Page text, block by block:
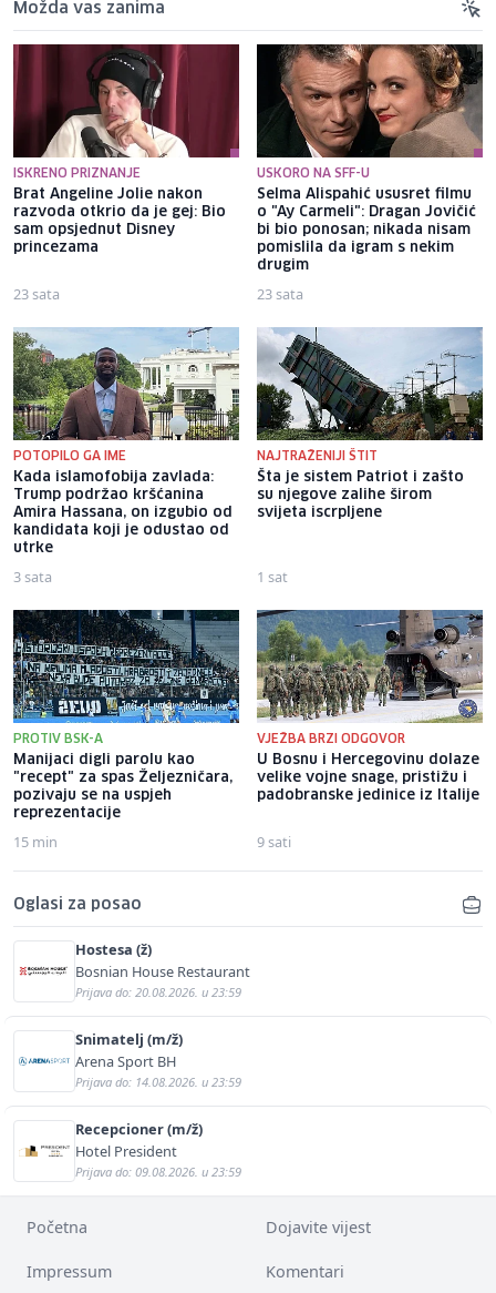
Možda vas zanima
ISKRENO PRIZNANJE
Brat Angeline Jolie nakon
razvoda otkrio da je gej: Bio
sam opsjednut Disney
princezama
23 sata
USKORO NA SFF-U
Selma Alispahić ususret filmu
o "Ay Carmeli": Dragan Jovičić
bi bio ponosan; nikada nisam
pomislila da igram s nekim
drugim
23 sata
POTOPILO GA IME
Kada islamofobija zavlada:
Trump podržao kršćanina
Amira Hassana, on izgubio od
kandidata koji je odustao od
utrke
3 sata
NAJTRAŽENIJI ŠTIT
Šta je sistem Patriot i zašto
su njegove zalihe širom
svijeta iscrpljene
1 sat
PROTIV BSK-A
Manijaci digli parolu kao
"recept" za spas Željezničara,
pozivaju se na uspjeh
reprezentacije
15 min
VJEŽBA BRZI ODGOVOR
U Bosnu i Hercegovinu dolaze
velike vojne snage, pristižu i
padobranske jedinice iz Italije
9 sati
Oglasi za posao
Hostesa (ž)
Bosnian House Restaurant
Prijava do: 20.08.2026. u 23:59
Snimatelj (m/ž)
Arena Sport BH
Prijava do: 14.08.2026. u 23:59
Recepcioner (m/ž)
Hotel President
Prijava do: 09.08.2026. u 23:59
Početna Dojavite vijest
Impressum Komentari